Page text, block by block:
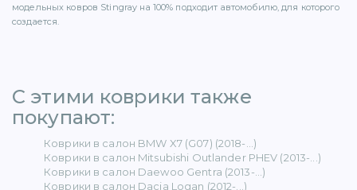
BENZ (65)
модельных ковров Stingray на 100% подходит автомобилю, для которого
создается.
С этими коврики также
покупают: ​
Коврики в салон BMW X7 (G07) (2018-...)
Коврики в салон Mitsubishi Outlander PHEV (2013-...)
Коврики в салон Daewoo Gentra (2013-...)
Коврики в салон Dacia Logan (2012-...)